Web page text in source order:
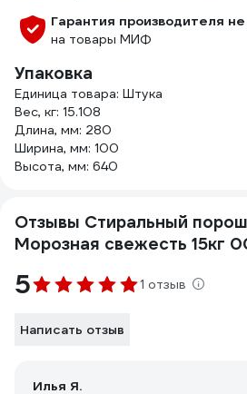
Гарантия производителя
на товары МИФ
Упаковка
Единица товара: Штука
Вес, кг: 15.108
Длина, мм: 280
Ширина, мм: 100
Высота, мм: 640
Отзывы Стиральный
Морозная свежесть 15кг
5 1 отзыв
Написать отзыв
Илья Я.